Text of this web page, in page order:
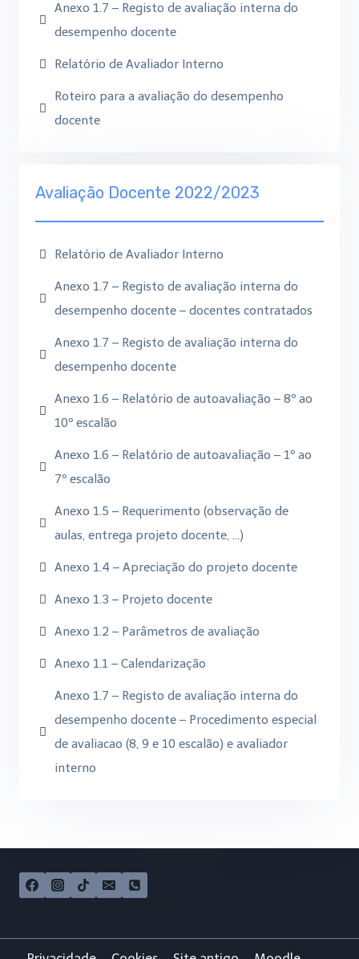
Anexo 1.7 – Registo de avaliação interna do
desempenho docente
Relatório de Avaliador Interno
Roteiro para a avaliação do desempenho
docente
Avaliação Docente 2022/2023
Relatório de Avaliador Interno
Anexo 1.7 – Registo de avaliação interna do
desempenho docente – docentes contratados
Anexo 1.7 – Registo de avaliação interna do
desempenho docente
Anexo 1.6 – Relatório de autoavaliação – 8º ao
10º escalão
Anexo 1.6 – Relatório de autoavaliação – 1º ao
7º escalão
Anexo 1.5 – Requerimento (observação de
aulas, entrega projeto docente, …)
Anexo 1.4 – Apreciação do projeto docente
Anexo 1.3 – Projeto docente
Anexo 1.2 – Parâmetros de avaliação
Anexo 1.1 – Calendarização
Anexo 1.7 – Registo de avaliação interna do
desempenho docente – Procedimento especial
de avaliacao (8, 9 e 10 escalão) e avaliador
interno